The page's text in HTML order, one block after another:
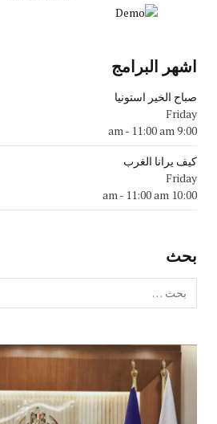
اشهر البرامج
صباح الخير استونيا
Friday
9:00 am
- 11:00 am
كيف يرانا الغرب
Friday
10:00 am
- 11:00 am
بحث